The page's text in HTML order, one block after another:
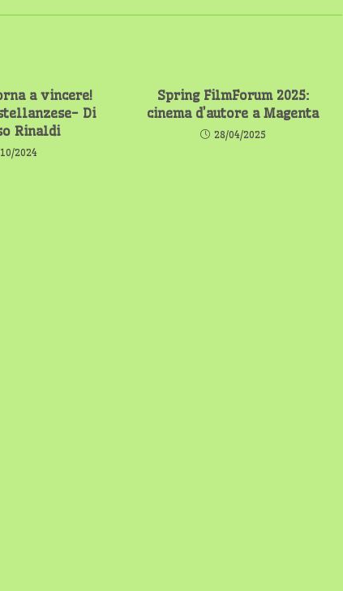
a vincere!
Di
Rinaldi
2024
Spring FilmForum 2025:
cinema d’autore a Magenta
28/04/2025